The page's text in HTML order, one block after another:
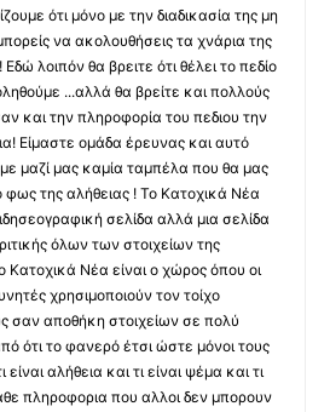
ότι μόνο με την διαδικασία της μη
να ακολουθήσεις τα χνάρια της
λοιπόν θα βρειτε ότι θέλει το πεδίο
...αλλά θα βρείτε και πολλούς
και την πληροφορία του πεδιου την
Είμαστε ομάδα έρευνας και αυτό
μαζί μας καμία ταμπέλα που θα μας
της αλήθειας ! Το Κατοχικά Νέα
σελίδα αλλά μια σελίδα
όλων των στοιχείων της
Κατοχικά Νέα είναι ο χώρος όπου οι
χρησιμοποιούν τον τοίχο
σαν αποθήκη στοιχείων σε πολύ
ότι το φανερό έτσι ώστε μόνοι τους
αλήθεια και τι είναι ψέμα και τι
πληροφορια που αλλοι δεν μπορουν